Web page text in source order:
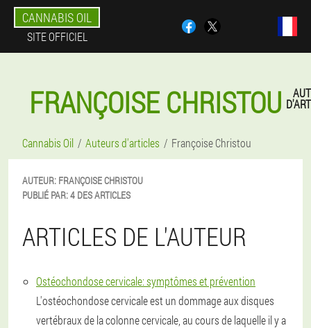
CANNABIS OIL
SITE OFFICIEL
FRANÇOISE CHRISTOU
Cannabis Oil Auteurs d'articles Françoise Christou
AUTEUR: FRANÇOISECHRISTOU
PUBLIÉ PAR:4 DES ARTICLES
ARTICLES DE L'AUTEUR
Ostéochondose cervicale: symptômes et prévention
L'ostéochondose cervicale est un dommage aux disques
vertébraux de la colonne cervicale, au cours de laquelle il y a